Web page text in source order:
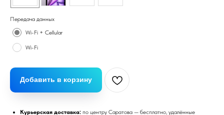
Передача данных
Wi-Fi + Cellular
Wi-Fi
Добавить в корзину
Курьерская доставка: по центру Саратова — бесплатно, удалённые